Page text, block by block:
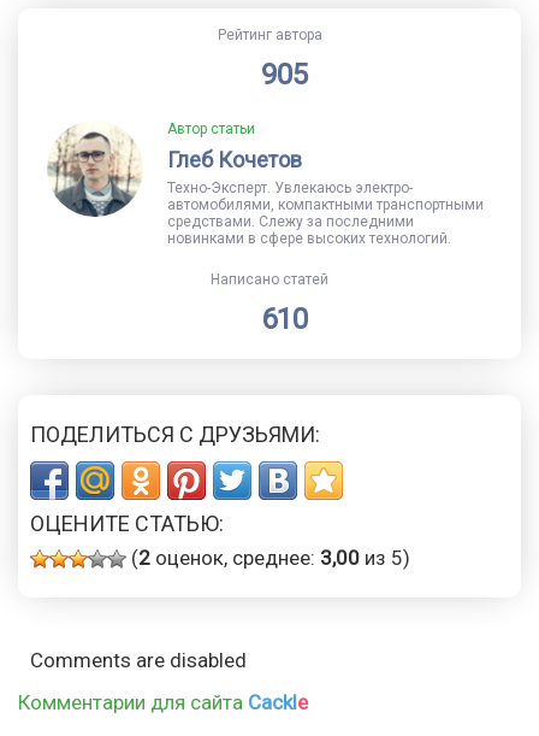
Рейтинг автора
905
Автор статьи
Глеб Кочетов
Техно-Эксперт. Увлекаюсь электро-
автомобилями, компактными транспортными
средствами. Слежу за последними
новинками в сфере высоких технологий.
Написано статей
610
ПОДЕЛИТЬСЯ С ДРУЗЬЯМИ:
ОЦЕНИТЕ СТАТЬЮ:
(2 оценок, среднее: 3,00 из 5)
Comments are disabled
Комментарии для сайта Cackle